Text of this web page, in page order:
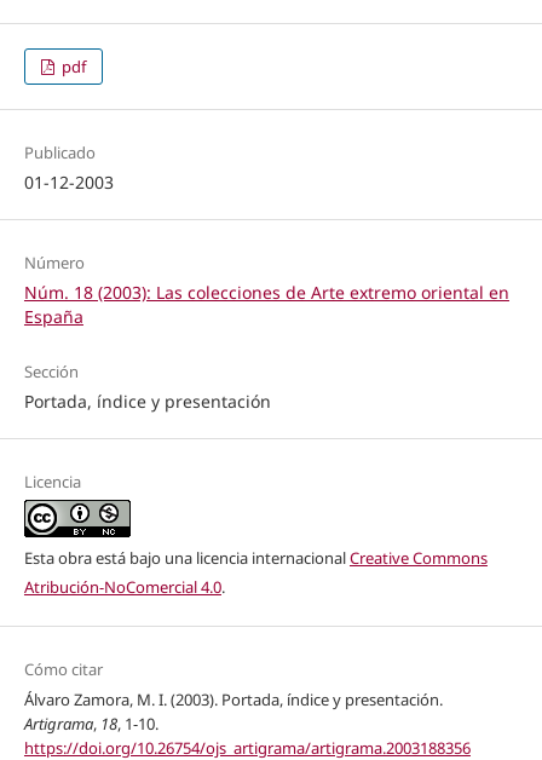
pdf
Publicado
01-12-2003
Número
Núm. 18 (2003): Las colecciones de Arte extremo oriental en
España
Sección
Portada, índice y presentación
Licencia
Esta obra está bajo una licencia internacionalCreative Commons
Atribución-NoComercial 4.0.
Cómo citar
Álvaro Zamora, M. I. (2003). Portada, índice y presentación.
Artigrama, 18, 1-10.
https://doi.org/10.26754/ojs_artigrama/artigrama.2003188356